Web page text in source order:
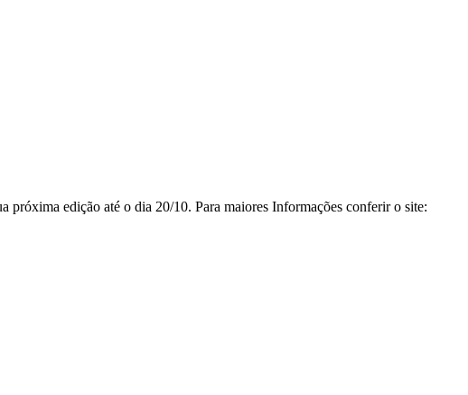
próxima edição até o dia 20/10. Para maiores Informações conferir o site: